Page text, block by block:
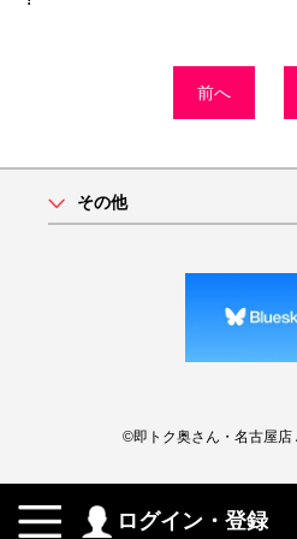
前へ
その他
©即トク奥さん・名古屋店
ログイン・登録